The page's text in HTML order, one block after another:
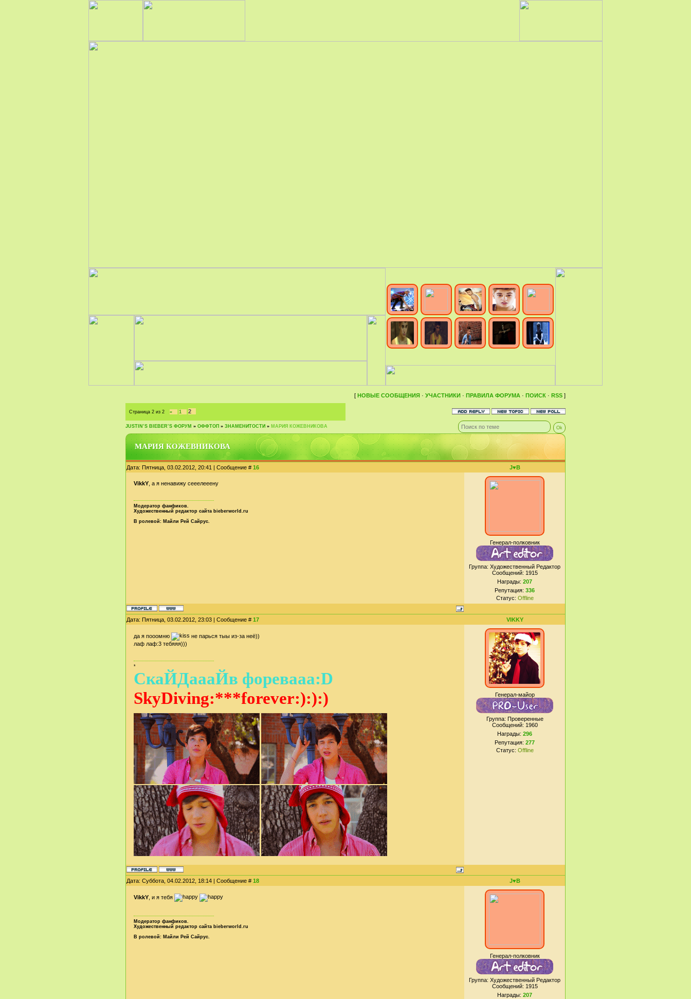
[ НОВЫЕ СООБЩЕНИЯ · УЧАСТНИКИ · ПРАВИЛА ФОРУМА · ПОИСК · RSS ]
Страница 2 из 2 « 1 2
JUSTIN‛S BIEBER‛S ФОРУМ » ОФФТОП » ЗНАМЕНИТОСТИ » МАРИЯ КОЖЕВНИКОВА
МАРИЯ КОЖЕВНИКОВА
Дата: Пятница, 03.02.2012, 20:41 | Сообщение # 16 J♥B
VikkY , а я ненавижу сееелееену
Модератор фанфиков.
Художественный редактор сайта bieberworld.ru
В ролевой: Майли Рей Сайрус.
Генерал-полковник
Группа: Художественный Редактор
Сообщений: 1915
Награды: 207
Репутация: 336
Статус: Offline
Дата: Пятница, 03.02.2012, 23:03 | Сообщение # 17 VIKKY
да я пооомню
не парься тыы из-за неё))
лаф лаф:3 тебяяя)))
*
СкаЙДаааЙв форевааа:D
SkyDiving:***forever:):):)
Генерал-майор
Группа: Проверенные
Сообщений: 1960
Награды: 296
Репутация: 277
Статус: Offline
Дата: Суббота, 04.02.2012, 18:14 | Сообщение # 18 J♥B
VikkY , и я тебя
Модератор фанфиков.
Художественный редактор сайта bieberworld.ru
В ролевой: Майли Рей Сайрус.
Генерал-полковник
Группа: Художественный Редактор
Сообщений: 1915
Награды: 207